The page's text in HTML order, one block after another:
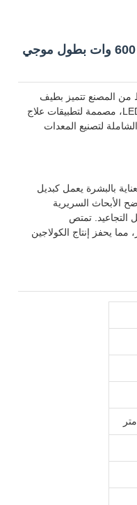
لوحة العلاج بالضوء الأحمر بقدرة 600 وات بطول موجي
بالضوء الأحمر بقدرة 600 واط من المصنع تتميز بطيف
660-850 نانومتر متطور مع 120 مصباح LED، مصممة لتطبيقات علاج
لتصنيع المعدات
بالبشرة يعمل كبديل
الأبحاث السريرية
التجاعيد. تمتص
مما يحفز إنتاج الكولاجين